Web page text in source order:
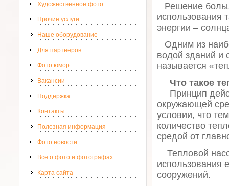
Художественное фото
Прочие услуги
Наше оборудование
Для партнеров
Фото юмор
Вакансии
Поддержка
Контакты
Полезная информация
Фото новости
Все о фото и фотографах
Карта сайта
Решение
использования
энергии –
Одним из
водой зданий и
называется
Что такое
Принцип
окружающей
условии, что
количество
средой от
Тепловой
использования
сооружений.